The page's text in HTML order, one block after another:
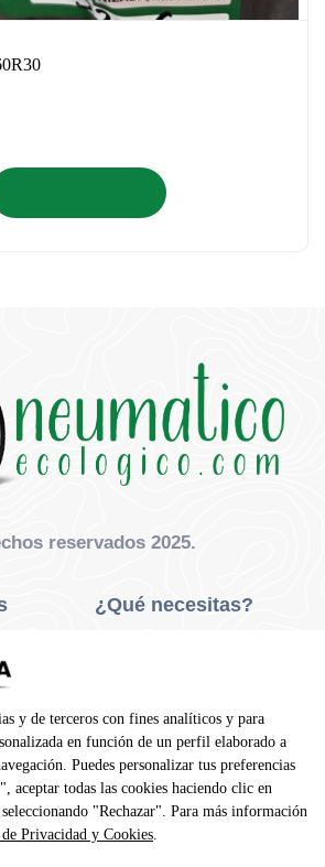
reservados 2025.
¿Qué necesitas?
Neumáticos Agrícola
Dirección
y de terceros con fines analíticos y para
en función de un perfil elaborado a
Puedes personalizar tus preferencias
aceptar todas las cookies haciendo clic en
"Rechazar". Para más información
Privacidad y Cookies.